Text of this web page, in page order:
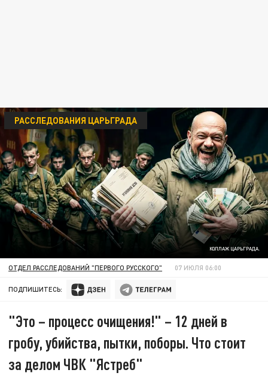
КОЛЛАЖ ЦАРЬГРАДА.
РАССЛЕДОВАНИЯ ЦАРЬГРАДА
ОТДЕЛ РАССЛЕДОВАНИЙ "ПЕРВОГО РУССКОГО" 07 ИЮЛЯ 06:00
ПОДПИШИТЕСЬ:
"Это – процесс очищения!" – 12 дней в
гробу, убийства, пытки, поборы. Что стоит
за делом ЧВК "Ястреб"